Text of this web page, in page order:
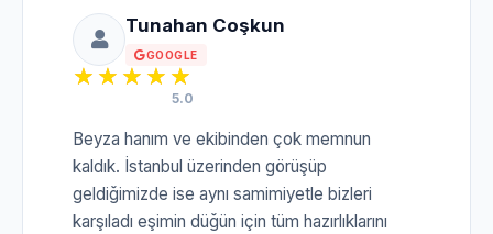
Tunahan Coşkun
GOOGLE
5.0
Beyza hanım ve ekibinden çok memnun
kaldık. İstanbul üzerinden görüşüp
geldiğimizde ise aynı samimiyetle bizleri
karşıladı eşimin düğün için tüm hazırlıklarını